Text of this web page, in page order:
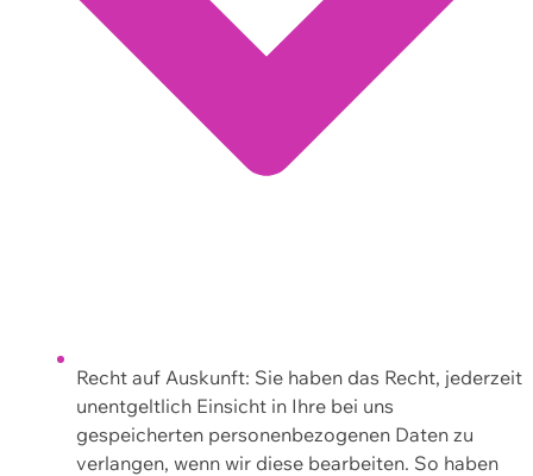
Recht auf Auskunft: Sie haben das Recht, jederzeit
unentgeltlich Einsicht in Ihre bei uns
gespeicherten personenbezogenen Daten zu
verlangen, wenn wir diese bearbeiten. So haben